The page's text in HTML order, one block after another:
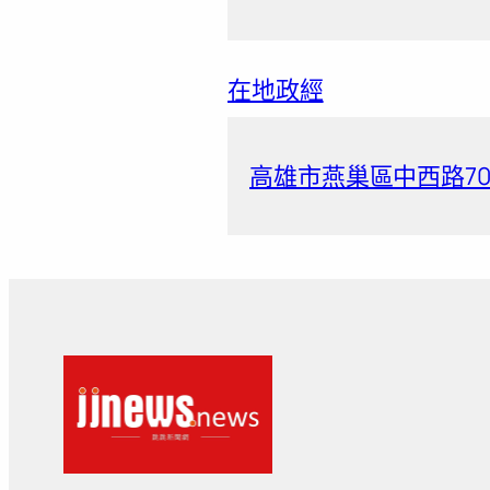
在地政經
高雄市燕巢區中西路